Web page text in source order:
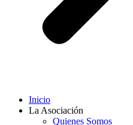
Inicio
La Asociación
Quienes Somos